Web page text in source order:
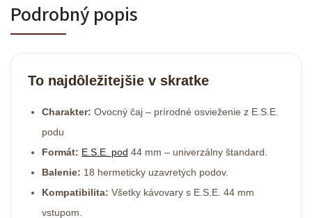
Podrobný popis
To najdôležitejšie v skratke
Charakter: Ovocný čaj – prírodné osvieženie z E.S.E.
podu
Formát: E.S.E. pod 44 mm – univerzálny štandard.
Balenie: 18 hermeticky uzavretých podov.
Kompatibilita: Všetky kávovary s E.S.E. 44 mm
vstupom.